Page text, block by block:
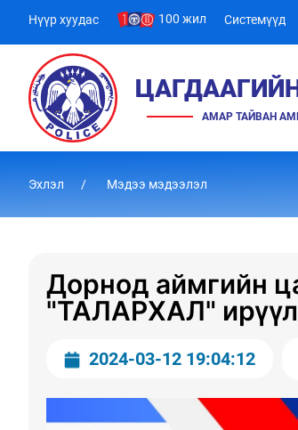
Нүүр хуудас 100 жил Системүүд
АМАР ТАЙВАН
Эхлэл Мэдээ мэдээлэл
Дорнод аймгийн
"ТАЛАРХАЛ"
2024-03-12 19:04:12